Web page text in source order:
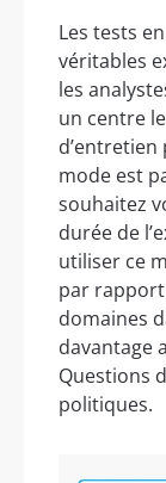
Les tests
véritables
les
un centre
mode est
souhaitez
durée de
utiliser ce
par
domaines
davantage
Questions
politiques.